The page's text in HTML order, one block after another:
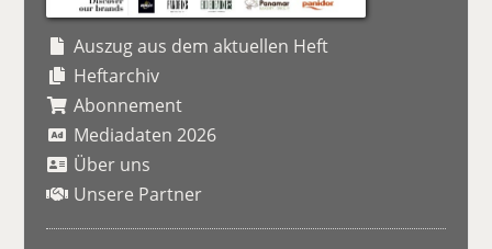
Auszug aus dem aktuellen Heft
Heftarchiv
Abonnement
Mediadaten 2026
Über uns
Unsere Partner